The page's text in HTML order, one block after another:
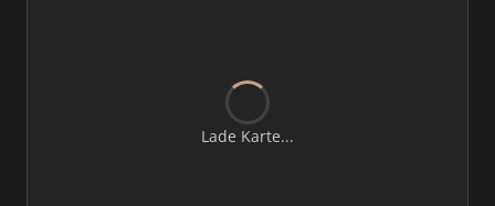
Lade Karte...